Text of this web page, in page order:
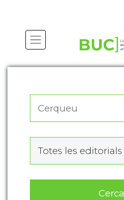
Totes les editorials
Cerca